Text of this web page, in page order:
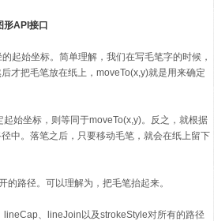
API接口
起始坐标。简单理解，我们在写毛笔字的时候，
才把毛笔放在纸上，moveTo(x,y)就是用来确定
始坐标，则等同于moveTo(x,y)。反之，就根据
中。落笔之后，只要移动毛笔，就会在纸上留下
的路径。可以理解为，把毛笔抬起来。
、lineJoin以及strokeStyle对所有的路径